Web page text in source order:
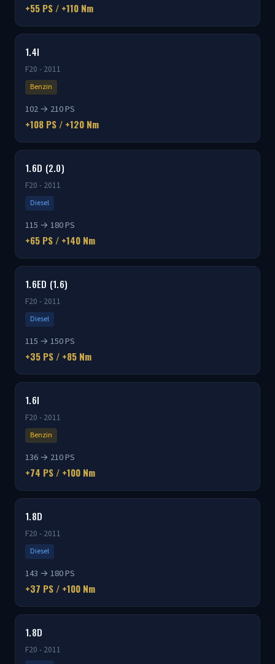
+55 PS / +110 Nm
1.4I
F20 - 2011
Benzin
102 → 210 PS
+108 PS / +120 Nm
1.6D (2.0)
F20 - 2011
Diesel
115 → 180 PS
+65 PS / +140 Nm
1.6ED (1.6)
F20 - 2011
Diesel
115 → 150 PS
+35 PS / +85 Nm
1.6I
F20 - 2011
Benzin
136 → 210 PS
+74 PS / +100 Nm
1.8D
F20 - 2011
Diesel
143 → 180 PS
+37 PS / +100 Nm
1.8D
F20 - 2011